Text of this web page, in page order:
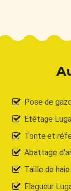
Pose de
Etêtage
Tonte et
Abattage
Taille de
Elagueur